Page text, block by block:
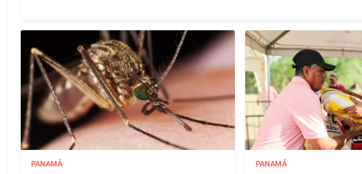
PANAMÁ PANAMÁ